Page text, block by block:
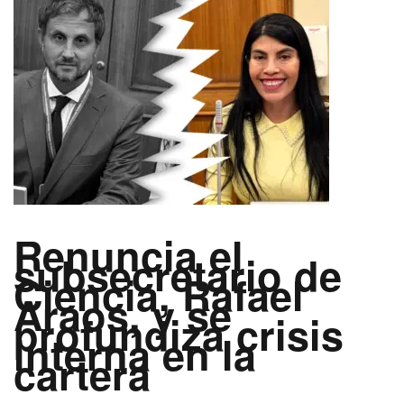
Renuncia el
subsecretario de
Ciencia, Rafael
Araos, y se
profundiza crisis
interna en la
cartera